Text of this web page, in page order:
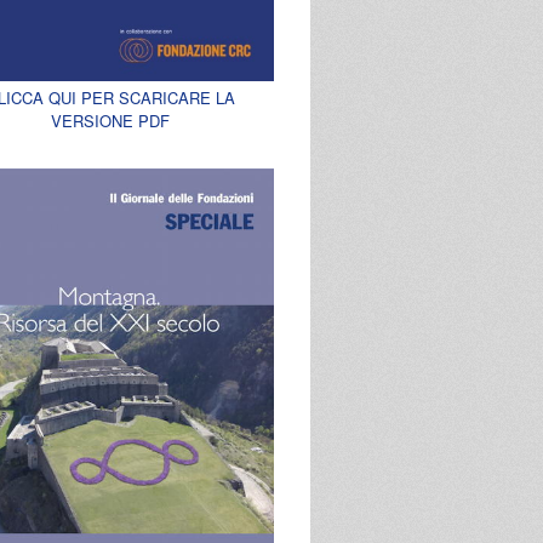
QUI PER SCARICARE LA
VERSIONE PDF